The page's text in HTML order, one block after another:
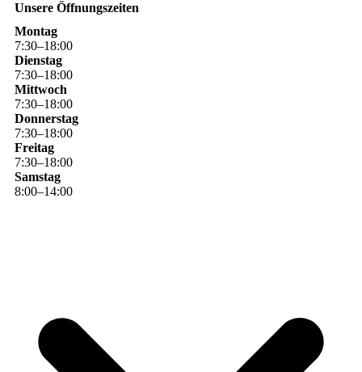
Unsere Öffnungszeiten
Montag
7:30–18:00
Dienstag
7:30–18:00
Mittwoch
7:30–18:00
Donnerstag
7:30–18:00
Freitag
7:30–18:00
Samstag
8:00–14:00